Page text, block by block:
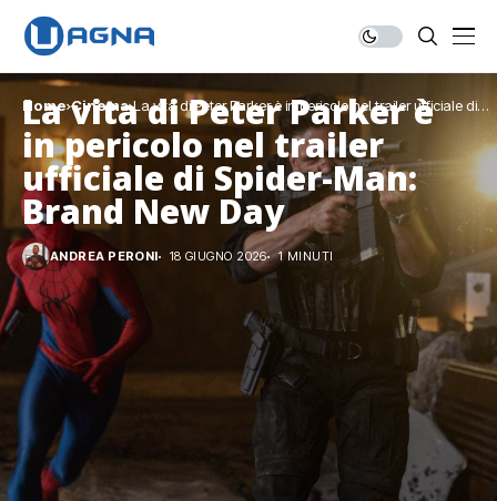
Home Cinema La vita di Peter Parker è in pericolo nel trailer ufficiale di
Spider-Man: Brand New Day
La vita di Peter Parker è
in pericolo nel trailer
ufficiale di Spider-Man:
Brand New Day
ANDREA PERONI 18 GIUGNO 2026 1 MINUTI